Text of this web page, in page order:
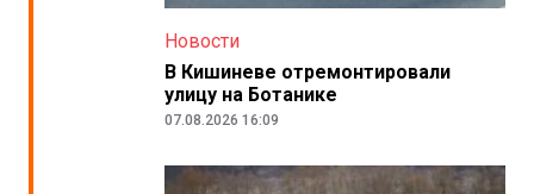
Новости
В Кишиневе отремонтировали
улицу на Ботанике
07.08.2026 16:09